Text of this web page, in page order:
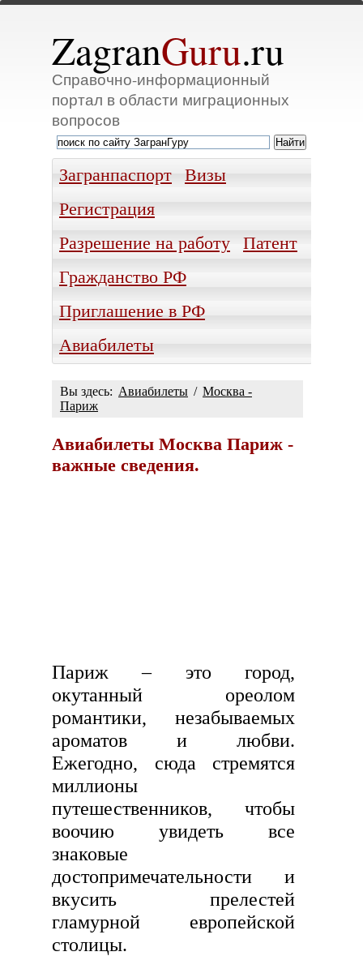
ZagranGuru.ru
Справочно-информационный
портал в области миграционных
вопросов
Загранпаспорт
Визы
Регистрация
Разрешение на работу
Патент
Гражданство РФ
Приглашение в РФ
Авиабилеты
Вы здесь: Авиабилеты / Москва -
Париж
Авиабилеты Москва Париж -
важные сведения.
Париж – это город,
окутанный ореолом
романтики, незабываемых
ароматов и любви.
Ежегодно, сюда стремятся
миллионы
путешественников, чтобы
воочию увидеть все
знаковые
достопримечательности и
вкусить прелестей
гламурной европейской
столицы.